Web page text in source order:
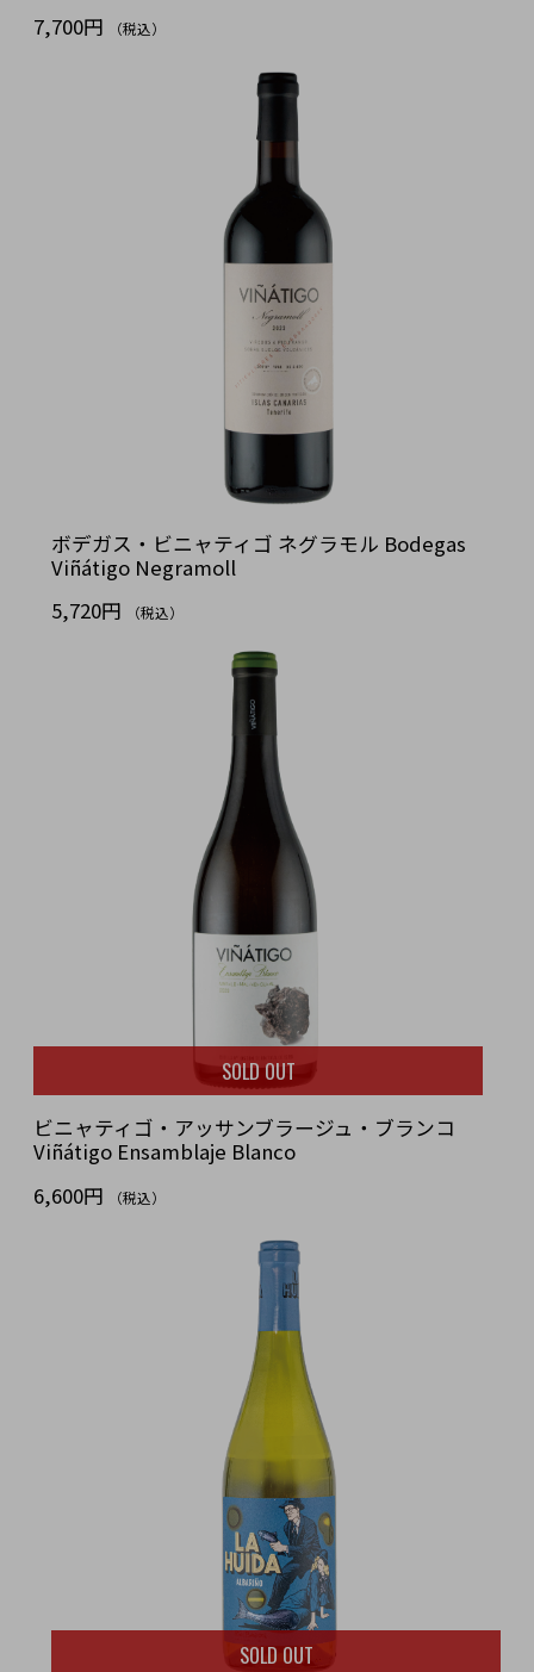
7,700円 （税込）
ボデガス・ビニャティゴ ネグラモル Bodegas
Viñátigo Negramoll
5,720円
（税込）
SOLD OUT
ビニャティゴ・アッサンブラージュ・ブランコ
Viñátigo Ensamblaje Blanco
6,600円
（税込）
SOLD OUT